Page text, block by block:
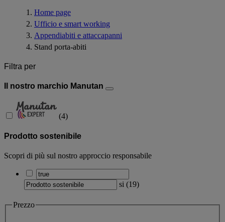
Home page
Ufficio e smart working
Appendiabiti e attaccapanni
Stand porta-abiti
Filtra per
Il nostro marchio Manutan
(4)
Prodotto sostenibile
Scopri di più sul nostro approccio responsabile
si (19)
Prezzo